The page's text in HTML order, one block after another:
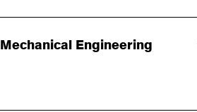
Mechanical Engineering